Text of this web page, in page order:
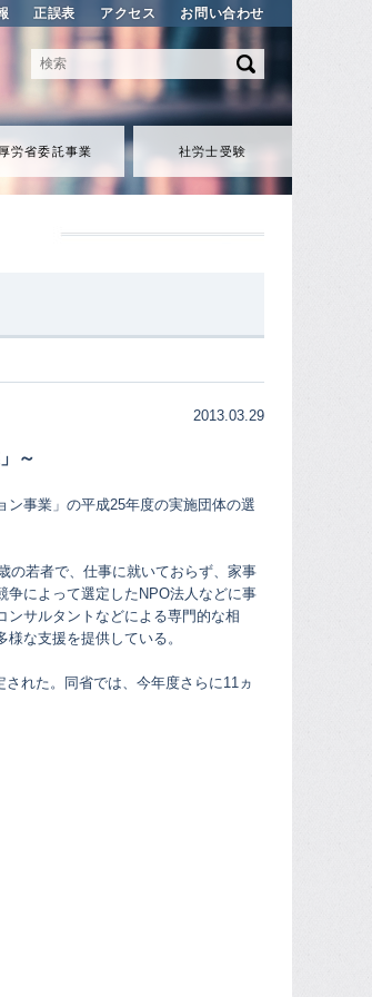
正誤表 アクセス お問い合わせ
厚労省委託事業 社労士受験
2013.03.29
～
事業」の平成25年度の実施団体の選
の若者で、仕事に就いておらず、家事
争によって選定したNPO法人などに事
ンサルタントなどによる専門的な相
な支援を提供している。
れた。同省では、今年度さらに11ヵ